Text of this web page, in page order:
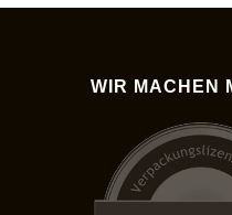
WIR MACHEN